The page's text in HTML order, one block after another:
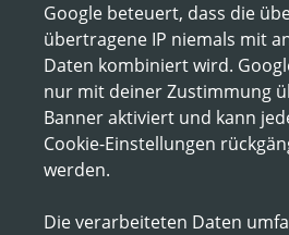
Google beteuert, dass die
übertragene IP niemals mit
Daten kombiniert wird.
nur mit deiner Zustimmung
Banner aktiviert und kann
Cookie-Einstellungen
werden.
Die verarbeiteten Daten